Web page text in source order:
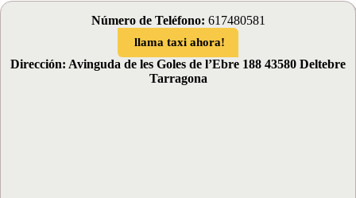
Número de Teléfono: 617480581
llama taxi ahora!
Dirección: Avinguda de les Goles de l’Ebre 188 43580 Deltebre
Tarragona